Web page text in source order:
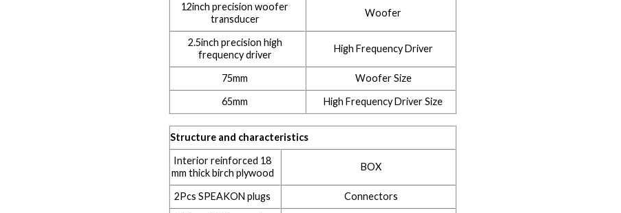
12inch precision woofer
transducer
Woofer
2.5inch precision high
frequency driver
High Frequency Driver
75mm
Woofer Size
65mm
High Frequency Driver Size
Structure and characteristics
Interior reinforced 18
mm thick birch plywood
BOX
2Pcs SPEAKON plugs
Connectors